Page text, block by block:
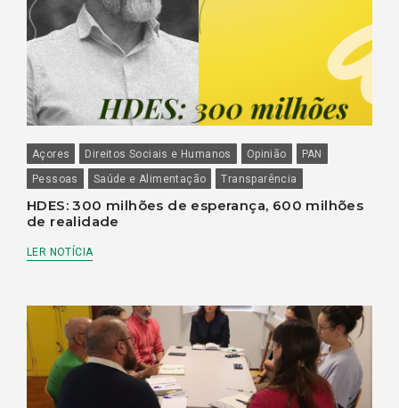
Açores Direitos Sociais e Humanos Opinião
PAN
Pessoas
Saúde e Alimentação Transparência
HDES: 300 milhões de esperança, 600 milhões
de realidade
LER NOTÍCIA